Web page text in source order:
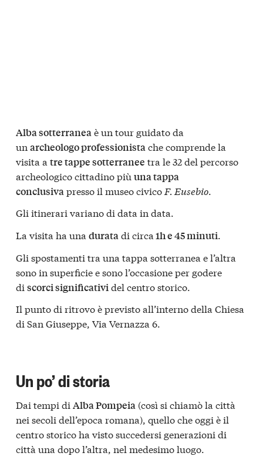
Alba sotterraneaè un tour guidato da
un archeologo professionistache comprende la
visita a tre tappe sotterranee tra le 32 del percorso
archeologico cittadino più una tappa
conclusivapresso il museo civico F. Eusebio.
Gli itinerari variano di data in data.
La visita ha una duratadi circa 1h e 45 minuti.
Gli spostamenti tra una tappa sotterranea e l’altra
sono in superficie e sono l’occasione per godere
di scorci significatividel centro storico.
Il punto di ritrovo è previsto all’interno della Chiesa
di San Giuseppe, Via Vernazza 6.
Un po’ di storia
Dai tempi di Alba Pompeia (così si chiamò la città
nei secoli dell’epoca romana), quello che oggi è il
centro storico ha visto succedersi generazioni di
città una dopo l’altra, nel medesimo luogo.